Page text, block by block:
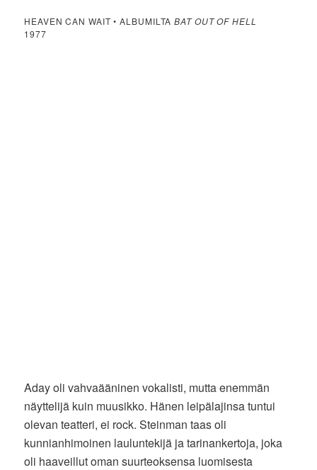
HEAVEN CAN WAIT • ALBUMILTABAT OUT OF HELL
1977
Aday oli vahvaääninen vokalisti, mutta enemmän
näyttelijä kuin muusikko. Hänen leipälajinsa tuntui
olevan teatteri, ei rock. Steinman taas oli
kunnianhimoinen lauluntekijä ja tarinankertoja, joka
oli haaveillut oman suurteoksensa luomisesta